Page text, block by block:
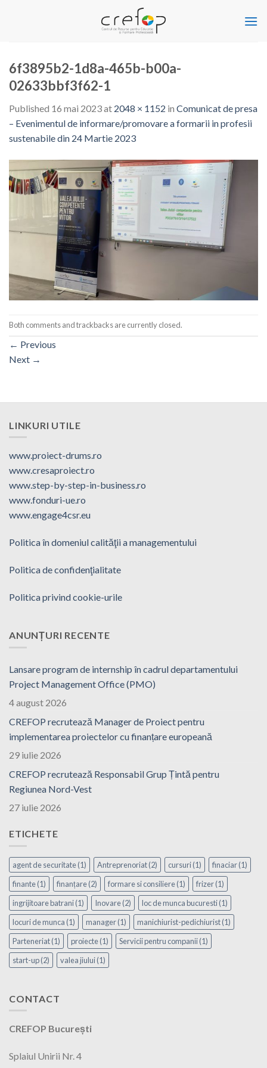
6f3895b2-1d8a-465b-b00a-
02633bbf3f62-1
Published 16 mai 2023at 2048 × 1152 in Comunicat de presa
– Evenimentul de informare/promovare a formarii in profesii
sustenabile din 24 Martie 2023
Both comments and trackbacks are currently closed.
← Previous
Next →
LINKURI UTILE
www.proiect-drums.ro
www.cresaproiect.ro
www.step-by-step-in-business.ro
www.fonduri-ue.ro
www.engage4csr.eu
Politica în domeniul calităţii a managementului
Politica de confidenţialitate
Politica privind cookie-urile
ANUNȚURI RECENTE
Lansare program de internship în cadrul departamentului
Project Management Office (PMO)
4 august 2026
CREFOP recrutează Manager de Proiect pentru
implementarea proiectelor cu finanțare europeană
29 iulie 2026
CREFOP recrutează Responsabil Grup Țintă pentru
Regiunea Nord-Vest
27 iulie 2026
ETICHETE
agent de securitate(1) Antreprenoriat(2) cursuri(1) finaciar(1)
finante(1) finanțare(2) formare si consiliere(1) frizer(1)
ingrijitoare batrani(1) Inovare(2) loc de munca bucuresti(1)
locuri de munca (1) manager(1) manichiurist-pedichiurist(1)
Parteneriat(1) proiecte(1) Servicii pentru companii(1)
start-up(2) valea jiului(1)
CONTACT
CREFOP București
Splaiul Unirii Nr. 4